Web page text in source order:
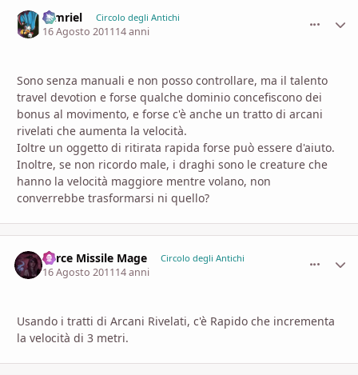
tamriel Circolo degli Antichi
16 Agosto 201114 anni
Sono senza manuali e non posso controllare, ma il talento
travel devotion e forse qualche dominio concefiscono dei
bonus al movimento, e forse c'è anche un tratto di arcani
rivelati che aumenta la velocità.
Ioltre un oggetto di ritirata rapida forse può essere d'aiuto.
Inoltre, se non ricordo male, i draghi sono le creature che
hanno la velocità maggiore mentre volano, non
converrebbe trasformarsi ni quello?
Force Missile Mage Circolo degli Antichi
16 Agosto 201114 anni
Usando i tratti di Arcani Rivelati, c'è Rapido che incrementa
la velocità di 3 metri.